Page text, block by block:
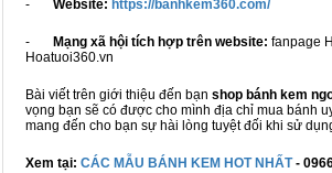
- Website: https://banhkem360.com/
- Mạng xã hội tích hợp trên website: fanpage
Hoatuoi360.vn
Bài viết trên giới thiệu đến bạn shop bánh kem
vọng bạn sẽ có được cho mình địa chỉ mua bánh
mang đến cho bạn sự hài lòng tuyệt đối khi sử
Xem tại: CÁC MẪU BÁNH KEM HOT NHẤT-